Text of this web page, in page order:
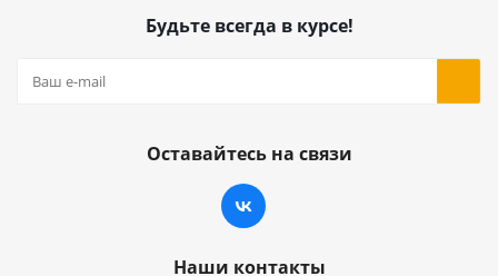
Будьте всегда в курсе!
Оставайтесь на связи
Наши контакты